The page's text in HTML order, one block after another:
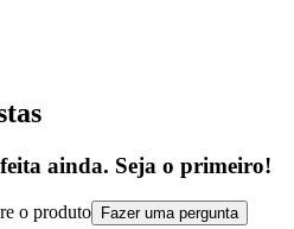
ainda. Seja o primeiro!
o produto Fazer uma pergunta